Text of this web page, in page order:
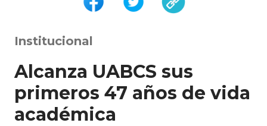
Institucional
Alcanza UABCS sus
primeros 47 años de vida
académica